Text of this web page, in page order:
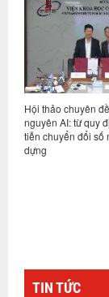
kỷ
thực
Ký kết hợp
học công
ty cổ phần
TIN TỨC